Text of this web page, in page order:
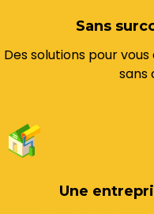
Sans
Des solutions pour
sans
Une